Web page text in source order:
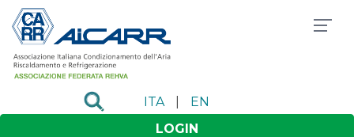
ITA
EN
LOGIN